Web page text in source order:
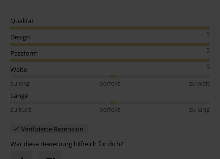
Qualität
5
Design
5
Passform
5
Weite
zu eng
perfekt
zu weit
Länge
zu kurz
perfekt zu lang
Verifizierte Rezension
War diese Bewertung hilfreich für dich?